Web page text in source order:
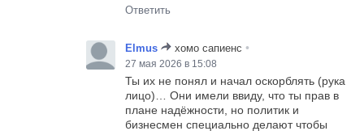
Ответить
Elmus хомо сапиенс •
27 мая 2026 в 15:08
Ты их не понял и начал оскорблять (рука
лицо)… Они имели ввиду, что ты прав в
плане надёжности, но политик и
бизнесмен специально делают чтобы